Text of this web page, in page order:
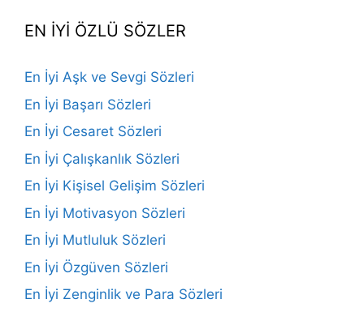
EN İYİ ÖZLÜ SÖZLER
En İyi Aşk ve Sevgi Sözleri
En İyi Başarı Sözleri
En İyi Cesaret Sözleri
En İyi Çalışkanlık Sözleri
En İyi Kişisel Gelişim Sözleri
En İyi Motivasyon Sözleri
En İyi Mutluluk Sözleri
En İyi Özgüven Sözleri
En İyi Zenginlik ve Para Sözleri